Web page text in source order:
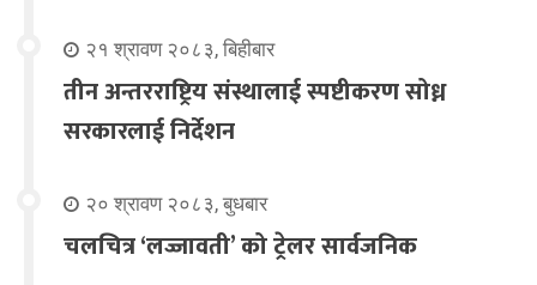
२१ श्रावण २०८३, बिहीबार
तीन अन्तरराष्ट्रिय संस्थालाई स्पष्टीकरण सोध्न
सरकारलाई निर्देशन
२० श्रावण २०८३, बुधबार
चलचित्र ‘लज्जावती’ को ट्रेलर सार्वजनिक